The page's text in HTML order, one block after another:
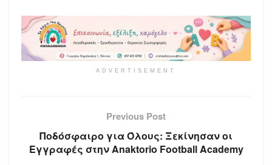
ADVERTISEMENT
Previous Post
Ποδόσφαιρο για Όλους: Ξεκίνησαν οι
Εγγραφές στην Anaktorio Football Academy